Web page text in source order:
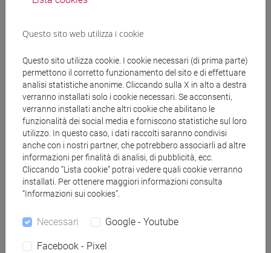
sviluppo, valutazione, compensation, rientro
esigenze locali e visione globale.
Testi di riferimento
Testi obbligatori:
Mathis, Jackson, Valentine, Meglich, Dowling,
Festing, Engle, 2020, Advanced Human Resource
Management. Custom edition. Cengage Learning.
Materiali presenti nella piattaforma Moodle.
Questo sito web utilizza i cookie
Questo sito utilizza cookie. I cookie necessari (di prima parte)
permettono il corretto funzionamento del sito e di effettuare
analisi statistiche anonime. Cliccando sulla X in alto a destra
verranno installati solo i cookie necessari. Se acconsenti,
verranno installati anche altri cookie che abilitano le
funzionalità dei social media e forniscono statistiche sul loro
utilizzo. In questo caso, i dati raccolti saranno condivisi
anche con i nostri partner, che potrebbero associarli ad altre
informazioni per finalità di analisi, di pubblicità, ecc.
Cliccando “Lista cookie” potrai vedere quali cookie verranno
installati. Per ottenere maggiori informazioni consulta
“Informazioni sui cookies”.
Necessari Google - Youtube
Facebook - Pixel